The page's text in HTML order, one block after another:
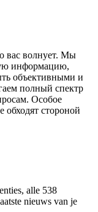
вас волнует. Мы
информацию,
объективными и
полный спектр
Особое
стороной
alle 538
nieuws van je